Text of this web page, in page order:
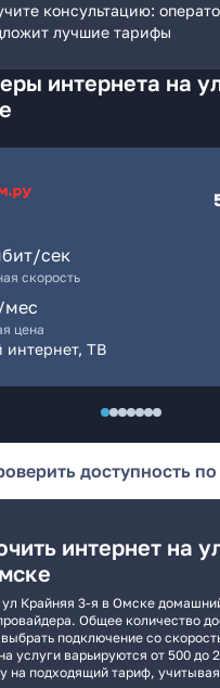
консультацию:
лучшие тарифы
интернета на
сек
скорость
цена
ТВ
доступность
интернет на
ул Крайняя 3-я в Омске
Общее количество
подключение со
услуги варьируются от 500 до
на подходящий тариф,